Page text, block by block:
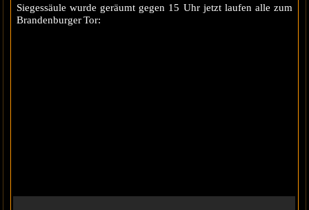
Siegessäule wurde geräumt gegen 15 Uhr jetzt laufen alle zum
Brandenburger Tor: